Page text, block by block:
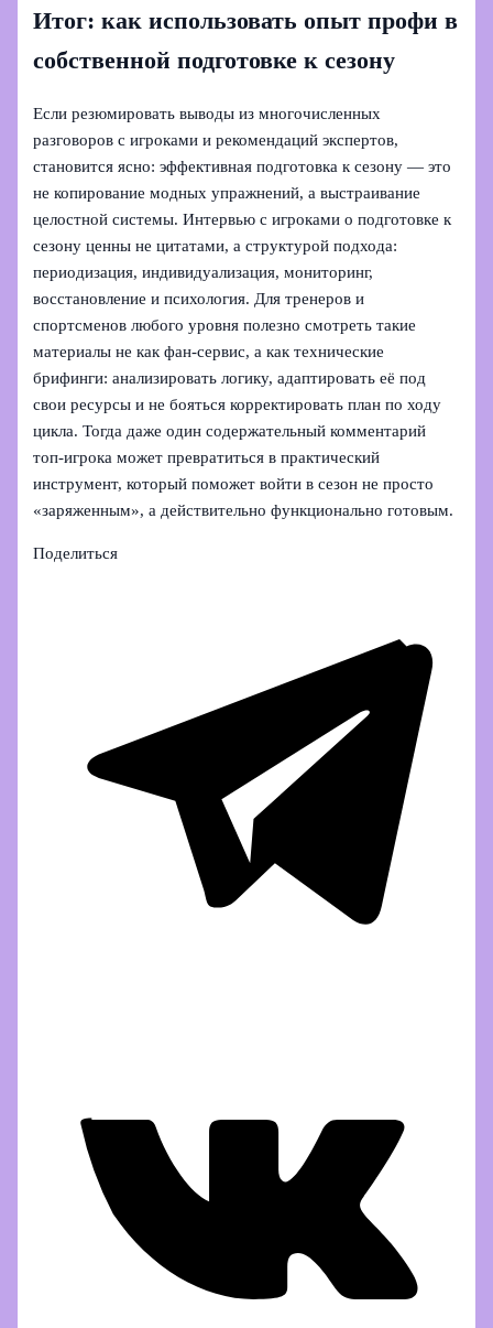
Итог: как использовать опыт профи в
собственной подготовке к сезону
Если резюмировать выводы из многочисленных
разговоров с игроками и рекомендаций экспертов,
становится ясно: эффективная подготовка к сезону — это
не копирование модных упражнений, а выстраивание
целостной системы. Интервью с игроками о подготовке к
сезону ценны не цитатами, а структурой подхода:
периодизация, индивидуализация, мониторинг,
восстановление и психология. Для тренеров и
спортсменов любого уровня полезно смотреть такие
материалы не как фан-сервис, а как технические
брифинги: анализировать логику, адаптировать её под
свои ресурсы и не бояться корректировать план по ходу
цикла. Тогда даже один содержательный комментарий
топ-игрока может превратиться в практический
инструмент, который поможет войти в сезон не просто
«заряженным», а действительно функционально готовым.
Поделиться